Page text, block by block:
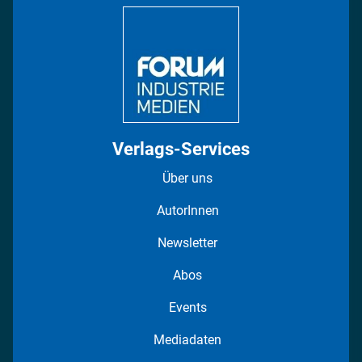
Verlags-Services
Über uns
AutorInnen
Newsletter
Abos
Events
Mediadaten